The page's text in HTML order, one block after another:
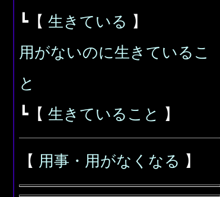
┗【 生きている 】
用がないのに生きているこ
と
┗【 生きていること 】
【 用事・用がなくなる 】